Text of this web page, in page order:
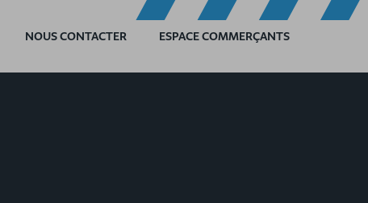
NOUS CONTACTER ESPACE COMMERÇANTS